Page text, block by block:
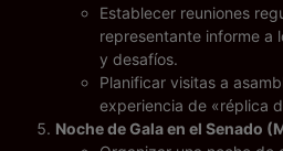
Establecer reuniones
representante informe a
y desafíos.
Planificar visitas a
experiencia de «réplica
Noche de Gala en el Senado